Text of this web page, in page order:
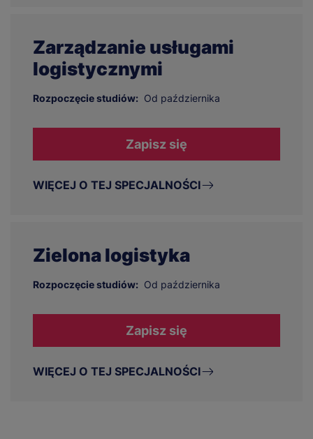
Zarządzanie usługami
logistycznymi
Rozpoczęcie studiów: Od października
Zapisz się
WIĘCEJ O TEJ SPECJALNOŚCI
Zielona logistyka
Rozpoczęcie studiów: Od października
Zapisz się
WIĘCEJ O TEJ SPECJALNOŚCI